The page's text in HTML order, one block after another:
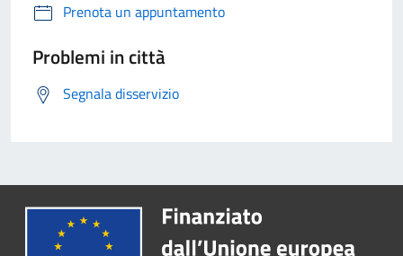
Prenota un appuntamento
Problemi in città
Segnala disservizio